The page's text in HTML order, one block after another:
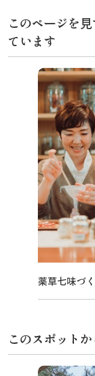
このページを
ています
薬草七味づ
このスポット